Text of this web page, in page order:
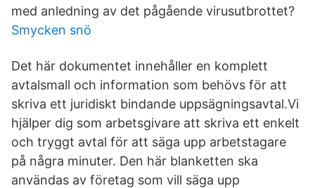
med anledning av det pågående virusutbrottet?
Smycken snö
Det här dokumentet innehåller en komplett
avtalsmall och information som behövs för att
skriva ett juridiskt bindande uppsägningsavtal.Vi
hjälper dig som arbetsgivare att skriva ett enkelt
och tryggt avtal för att säga upp arbetstagare
på några minuter. Den här blanketten ska
användas av företag som vill säga upp